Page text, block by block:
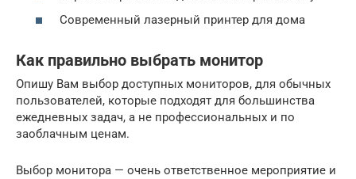
Современный лазерный принтер для дома
Как правильно выбрать монитор
Опишу Вам выбор доступных мониторов, для обычных
пользователей, которые подходят для большинства
ежедневных задач, а не профессиональных и по
заоблачным ценам.
Выбор монитора — очень ответственное мероприятие и